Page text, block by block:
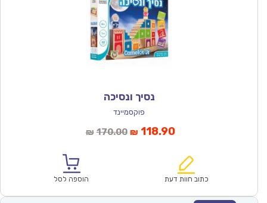
נסיך ונסיכה
פוקסמיינד
₪ 170.00המחיר
₪170.00.
₪ 118.90המחיר
הוא:
כתוב חוות דעת הוספה לסל